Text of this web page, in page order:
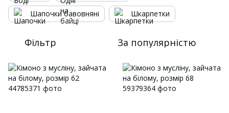
Шапочки бавовняні Шкарпетки
Фільтр За популярністю